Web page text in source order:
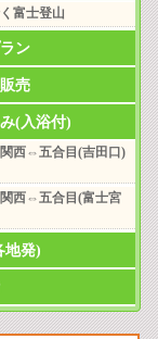
富士登山
ン
売
(入浴付)
関西⇔五合目(吉田口)
関西⇔五合目(富士宮
地発)